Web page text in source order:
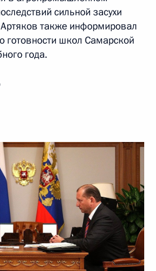
сильной засухи
также информировал
школ Самарской
года.